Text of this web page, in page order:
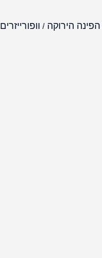
הפינה הירוקה / וופורייזרים